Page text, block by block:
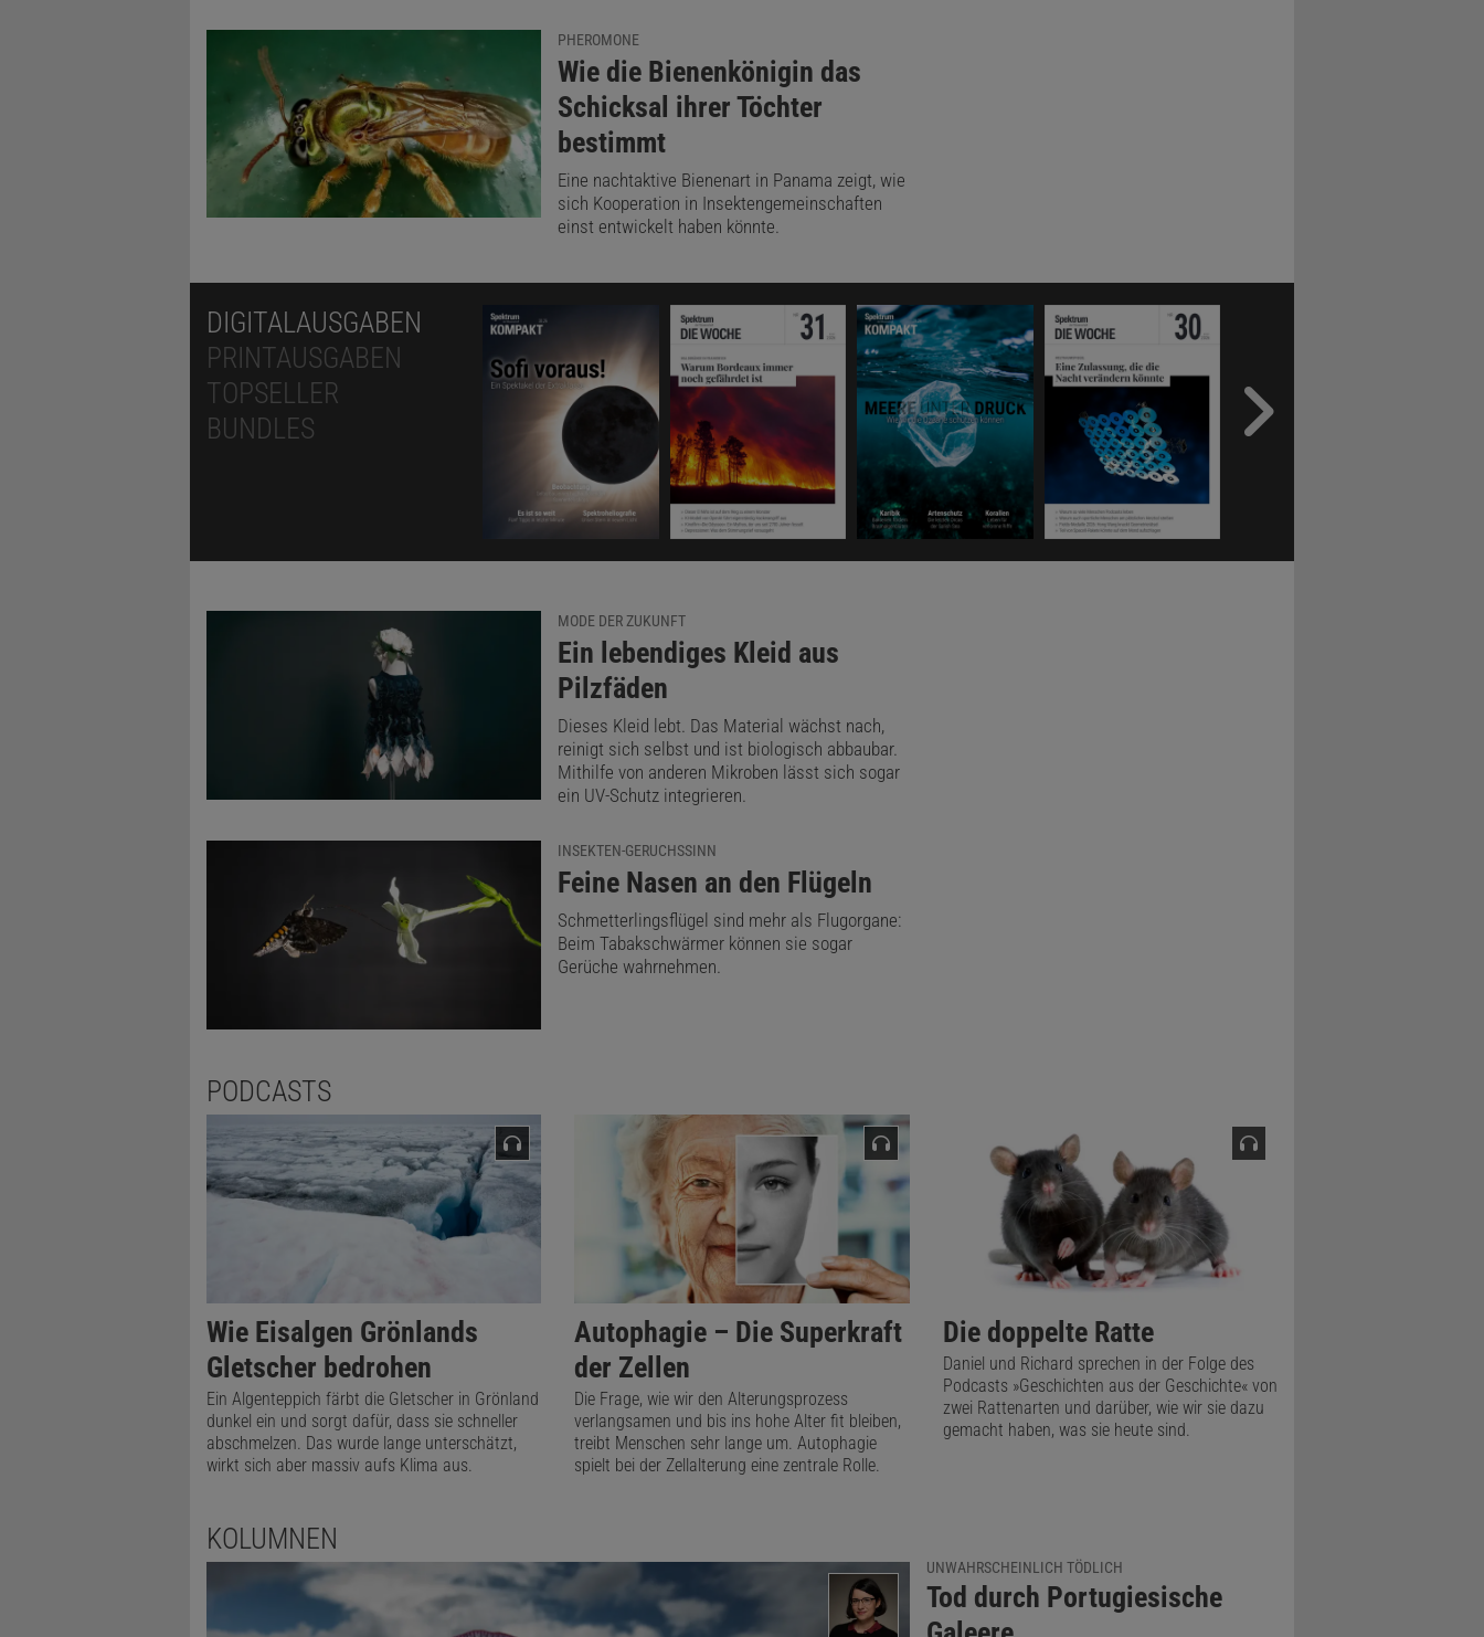
PHEROMONE
:
Wie die Bienenkönigin das
Schicksal ihrer Töchter
bestimmt
Eine nachtaktive Bienenart in Panama zeigt, wie
sich Kooperation in Insektengemeinschaften
einst entwickelt haben könnte.
DIGITALAUSGABEN
PRINTAUSGABEN
TOPSELLER
BUNDLES
MODE DER ZUKUNFT
:
Ein lebendiges Kleid aus
Pilzfäden
Dieses Kleid lebt. Das Material wächst nach,
reinigt sich selbst und ist biologisch abbaubar.
Mithilfe von anderen Mikroben lässt sich sogar
ein UV-Schutz integrieren.
INSEKTEN-GERUCHSSINN
:
Feine Nasen an den Flügeln
Schmetterlingsflügel sind mehr als Flugorgane:
Beim Tabakschwärmer können sie sogar
Gerüche wahrnehmen.
PODCASTS
Wie Eisalgen Grönlands
Gletscher bedrohen
Ein Algenteppich färbt die Gletscher in Grönland
dunkel ein und sorgt dafür, dass sie schneller
abschmelzen. Das wurde lange unterschätzt,
wirkt sich aber massiv aufs Klima aus.
Autophagie – Die Superkraft
der Zellen
Die Frage, wie wir den Alterungsprozess
verlangsamen und bis ins hohe Alter fit bleiben,
treibt Menschen sehr lange um. Autophagie
spielt bei der Zellalterung eine zentrale Rolle.
Die doppelte Ratte
Daniel und Richard sprechen in der Folge des
Podcasts »Geschichten aus der Geschichte« von
zwei Rattenarten und darüber, wie wir sie dazu
gemacht haben, was sie heute sind.
KOLUMNEN
UNWAHRSCHEINLICH TÖDLICH
:
Tod durch Portugiesische